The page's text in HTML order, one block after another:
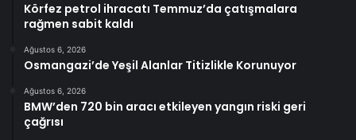
Körfez petrol ihracatı Temmuz’da çatışmalara
rağmen sabit kaldı
Ağustos 6, 2026
Osmangazi’de Yeşil Alanlar Titizlikle Korunuyor
Ağustos 6, 2026
BMW’den 720 bin aracı etkileyen yangın riski geri
çağrısı